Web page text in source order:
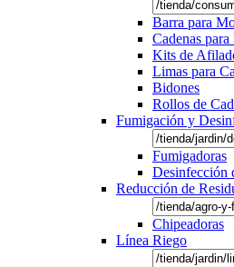
Barra para
Cadenas
Kits de
Limas para
Bidones
Rollos de
Fumigación y
Fumigadoras
Desinfección
Reducción de
Chipeadoras
Línea Riego